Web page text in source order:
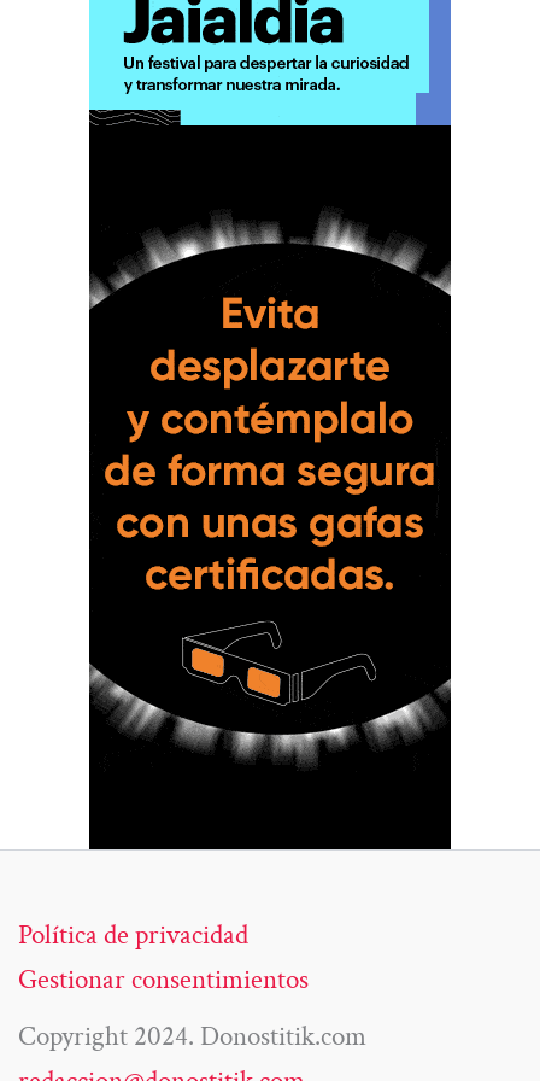
Política de privacidad
Gestionar consentimientos
Copyright 2024. Donostitik.com